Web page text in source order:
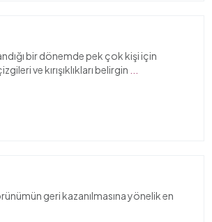
bir dönemde pek çok kişi için
ve kırışıklıkları belirgin
geri kazanılmasına yönelik en